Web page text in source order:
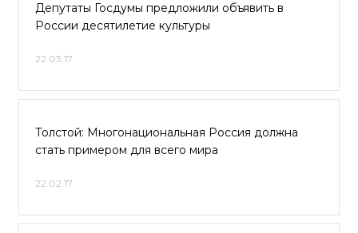
Депутаты Госдумы предложили объявить в
России десятилетие культуры
22.03.17
Толстой: Многонациональная Россия должна
стать примером для всего мира
22.02.17